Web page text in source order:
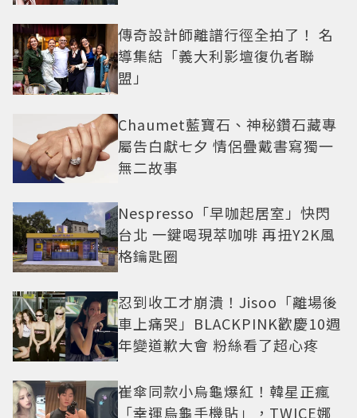
傳奇設計師離譜行徑全拍了！ 名
導集結「義大利影壇復仇者聯
盟」
Chaumet藍寶石、神秘鑽石藏專
屬告白獻七夕 情侶疊戴書寫獨一
無二故事
Nespresso「早咖起居室」快閃
台北 一鍵喝現萃咖啡 再扭Y2K風
格鑰匙圈
忍到收工才崩潰！Jisoo「離場後
車上痛哭」BLACKPINK歡慶10週
年變道歉大會 粉絲看了超心疼
崔傘同款小烏龜爆紅！韓星正瘋
「幸運烏龜手機貼」，TWICE娜